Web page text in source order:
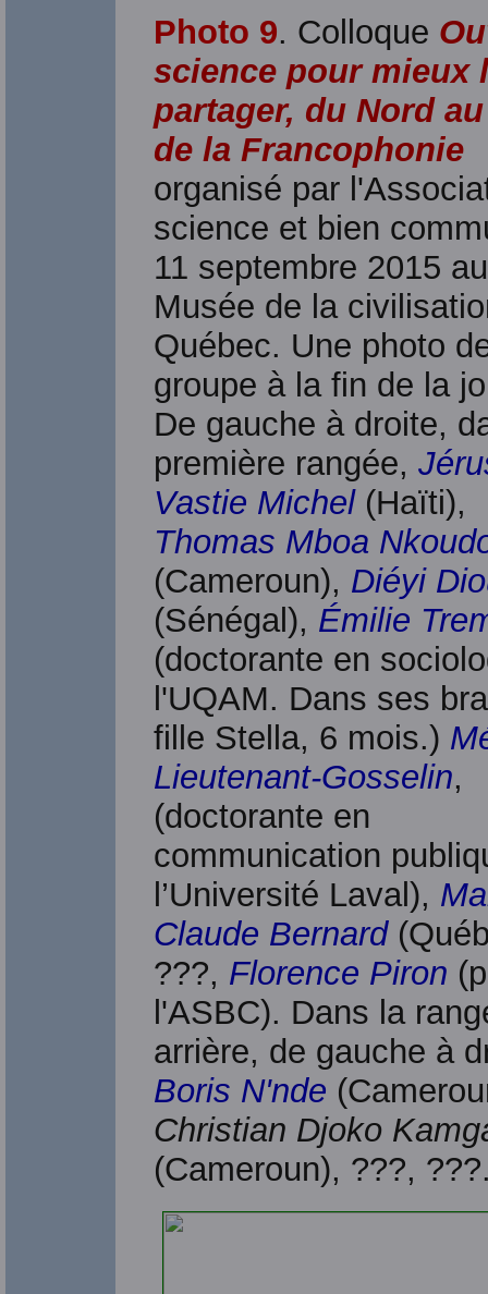
Photo 9. Colloque
science pour mieux
partager, du Nord
de la Francophonie
organisé par
science et bien
11 septembre 2015 au
Musée de la
Québec. Une photo
groupe à la fin de la
De gauche à droite,
première rangée,
Vastie Michel(Haïti),
Thomas Mboa
(Cameroun), Diéyi
(Sénégal), Émilie
(doctorante en
l'UQAM. Dans ses
fille Stella, 6 mois.)
Lieutenant-Gosselin,
(doctorante en
communication
l’Université Laval),
Claude Bernard
???, Florence Piron
l'ASBC). Dans la
arrière, de gauche à
Boris N'nde
Christian Djoko
(Cameroun), ???,